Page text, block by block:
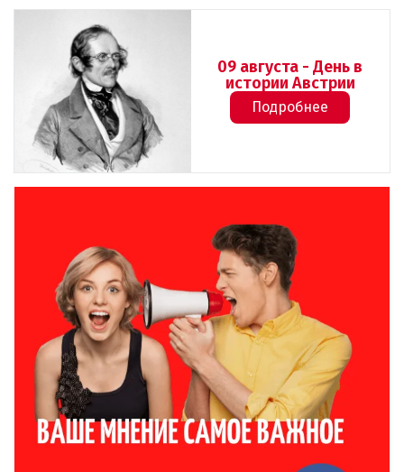
09 августа - День в
истории Австрии
Подробнее